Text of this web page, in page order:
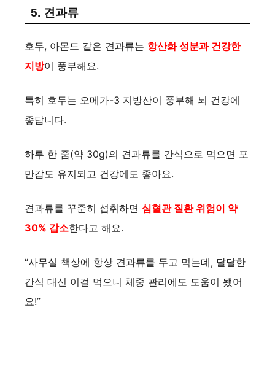
5. 견과류
호두, 아몬드 같은 견과류는 항산화 성분과 건강한
지방이 풍부해요.
특히 호두는 오메가-3 지방산이 풍부해 뇌 건강에
좋답니다.
하루 한 줌(약 30g)의 견과류를 간식으로 먹으면 포
만감도 유지되고 건강에도 좋아요.
견과류를 꾸준히 섭취하면 심혈관 질환 위험이 약
30% 감소한다고 해요.
“사무실 책상에 항상 견과류를 두고 먹는데, 달달한
간식 대신 이걸 먹으니 체중 관리에도 도움이 됐어
요!”